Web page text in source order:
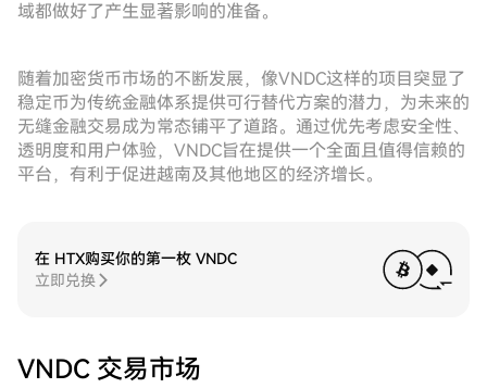
域都做好了产生显著影响的准备。
随着加密货币市场的不断发展，像VNDC这样的项目突显了
稳定币为传统金融体系提供可行替代方案的潜力，为未来的
无缝金融交易成为常态铺平了道路。通过优先考虑安全性、
透明度和用户体验，VNDC旨在提供一个全面且值得信赖的
平台，有利于促进越南及其他地区的经济增长。
在 HTX购买你的第一枚 VNDC
立即兑换
VNDC 交易市场